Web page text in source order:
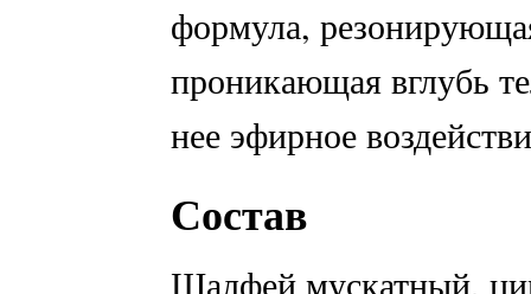
формула,
проникающая вглубь
нее эфирное
Состав
Шалфей мускатный,